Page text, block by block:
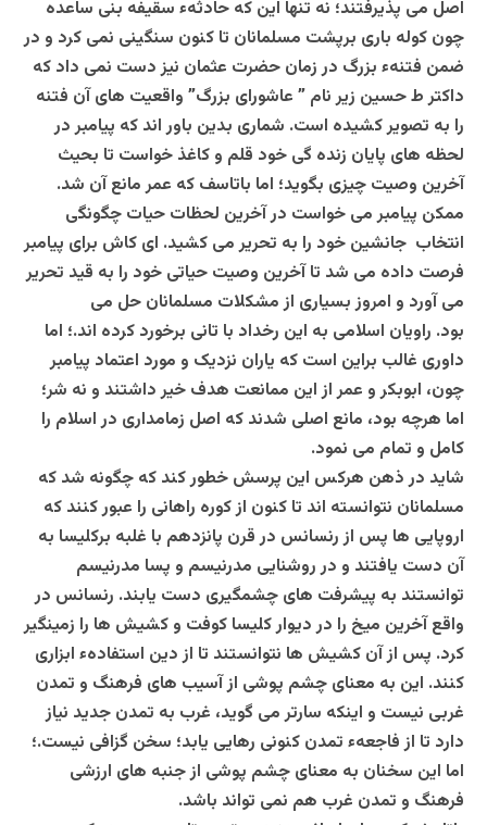
اصل می پذیرفتند؛ نه تنها این که حادثهء سقیفه بنی ساعده
چون کوله باری برپشت مسلمانان تا کنون سنگینی نمی کرد و در
ضمن فتنهء بزرگ در زمان حضرت عثمان نیز دست نمی داد که
داکتر ط حسین زیر نام ” عاشورای بزرگ” واقعیت های آن فتنه
را به تصویر کشیده است. شماری بدین باور اند که پیامبر در
لحظه های پایان زنده گی خود قلم و کاغذ خواست تا بحیث
آخرین وصیت چیزی بگوید؛ اما باتاسف که عمر مانع آن شد.
ممکن پیامبر می خواست در آخرین لحظات حیات چگونگی
انتخاب جانشین خود را به تحریر می کشید. ای کاش برای پیامبر
فرصت داده می شد تا آخرین وصیت حیاتی خود را به قید تحریر
می آورد و امروز بسیاری از مشکلات مسلمانان حل می
بود. راویان اسلامی به این رخداد با تانی برخورد کرده اند.؛ اما
داوری غالب براین است که یاران نزدیک و مورد اعتماد پیامبر
چون، ابوبکر و عمر از این ممانعت هدف خیر داشتند و نه شر؛
اما هرچه بود، مانع اصلی شدند که اصل زمامداری در اسلام را
کامل و تمام می نمود.
شاید در ذهن هرکس این پرسش خطور کند که چگونه شد که
مسلمانان نتوانسته اند تا کنون از کوره راهانی را عبور کنند که
اروپایی ها پس از رنسانس در قرن پانزدهم با غلبه برکلیسا به
آن دست یافتند و در روشنایی مدرنیسم و پسا مدرنیسم
توانستند به پیشرفت های چشمگیری دست یابند. رنسانس در
واقع آخرین میخ را در دیوار کلیسا کوفت و کشیش ها را زمینگیر
کرد. پس از آن کشیش ها نتوانستند تا از دین استفادهء ابزاری
کنند. این به معنای چشم ‌پوشی از آسیب های فرهنگ و تمدن
غربی نیست و اینکه سارتر می گوید، غرب به تمدن جدید نیاز
دارد تا از فاجعهء تمدن کنونی رهایی یابد؛ سخن گزافی نیست.؛
اما این سخنان به معنای چشم پوشی از جنبه های ارزشی
فرهنگ و تمدن غرب هم نمی تواند باشد.